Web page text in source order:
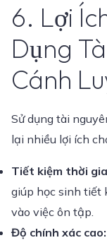
6. Lợi
Dụng
Cánh
Sử dụng tài
lại nhiều lợi ích
Tiết kiệm thời
giúp học sinh tiết
vào việc ôn tập.
Độ chính xác cao: